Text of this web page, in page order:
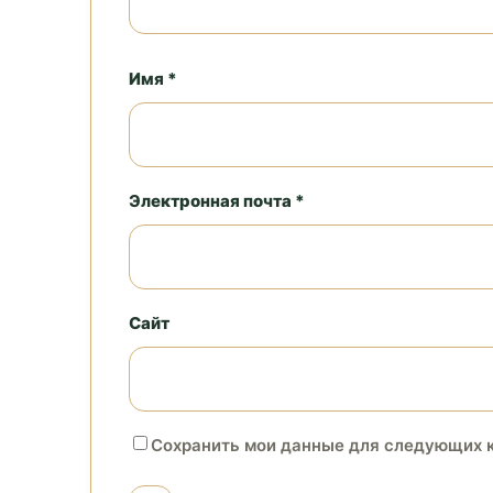
Имя *
Электронная почта *
Сайт
Сохранить мои данные для следующих